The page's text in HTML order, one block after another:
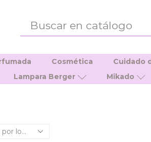
Cosmética Cuidado
Lampara Berger
Mikado